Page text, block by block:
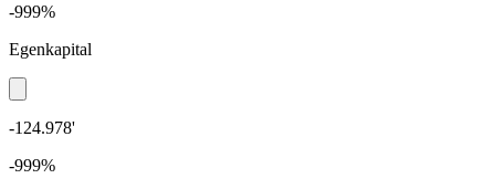
-999%
Egenkapital
-124.978'
-999%